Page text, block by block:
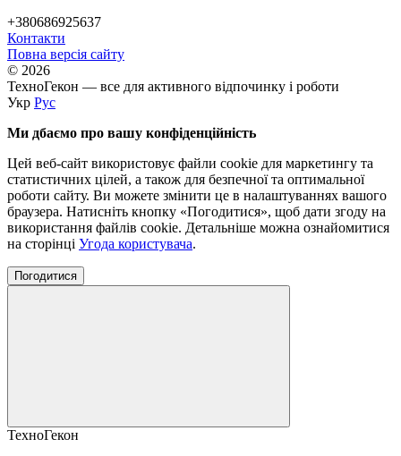
+380686925637
Контакти
Повна версія сайту
© 2026
ТехноГекон — все для активного відпочинку і роботи
Укр Рус
Ми дбаємо про вашу конфіденційність
Цей веб-сайт використовує файли cookie для маркетингу та
статистичних цілей, а також для безпечної та оптимальної
роботи сайту. Ви можете змінити це в налаштуваннях вашого
браузера. Натисніть кнопку «Погодитися», щоб дати згоду на
використання файлів cookie. Детальніше можна ознайомитися
на сторінці Угода користувача.
Погодитися
ТехноГекон